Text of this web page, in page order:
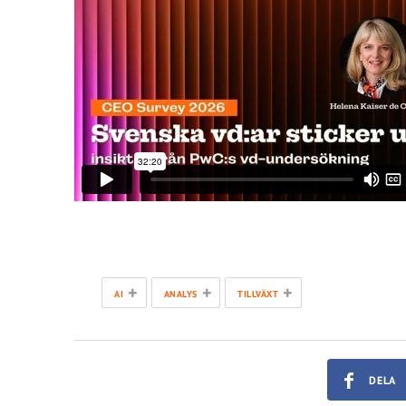
AI + ANALYS + TILLVÄXT +
DELA